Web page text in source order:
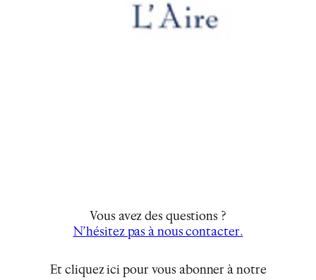
Vous avez des questions ?
N’hésitez pas à nous contacter.
Et cliquez ici pour vous abonner à notre